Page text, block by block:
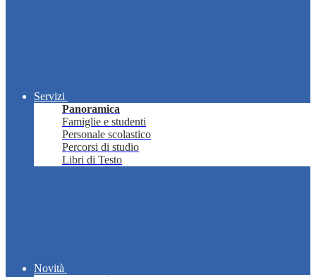
Servizi
Panoramica
Famiglie e studenti
Personale scolastico
Percorsi di studio
Libri di Testo
Novità